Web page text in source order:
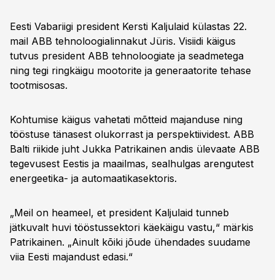
Eesti Vabariigi president Kersti Kaljulaid külastas 22.
mail ABB tehnoloogialinnakut Jüris. Visiidi käigus
tutvus president ABB tehnoloogiate ja seadmetega
ning tegi ringkäigu mootorite ja generaatorite tehase
tootmisosas.
Kohtumise käigus vahetati mõtteid majanduse ning
tööstuse tänasest olukorrast ja perspektiividest. ABB
Balti riikide juht Jukka Patrikainen andis ülevaate ABB
tegevusest Eestis ja maailmas, sealhulgas arengutest
energeetika- ja automaatikasektoris.
„Meil on heameel, et president Kaljulaid tunneb
jätkuvalt huvi tööstussektori käekäigu vastu,“ märkis
Patrikainen. „Ainult kõiki jõude ühendades suudame
viia Eesti majandust edasi.“